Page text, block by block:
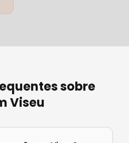
sobre
Viseu